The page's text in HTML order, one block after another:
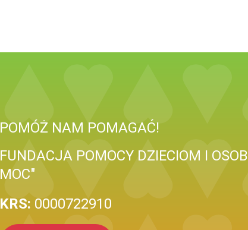
POMÓŻ NAM POMAGAĆ!
FUNDACJA POMOCY DZIECIOM I
MOC"
KRS: 0000722910